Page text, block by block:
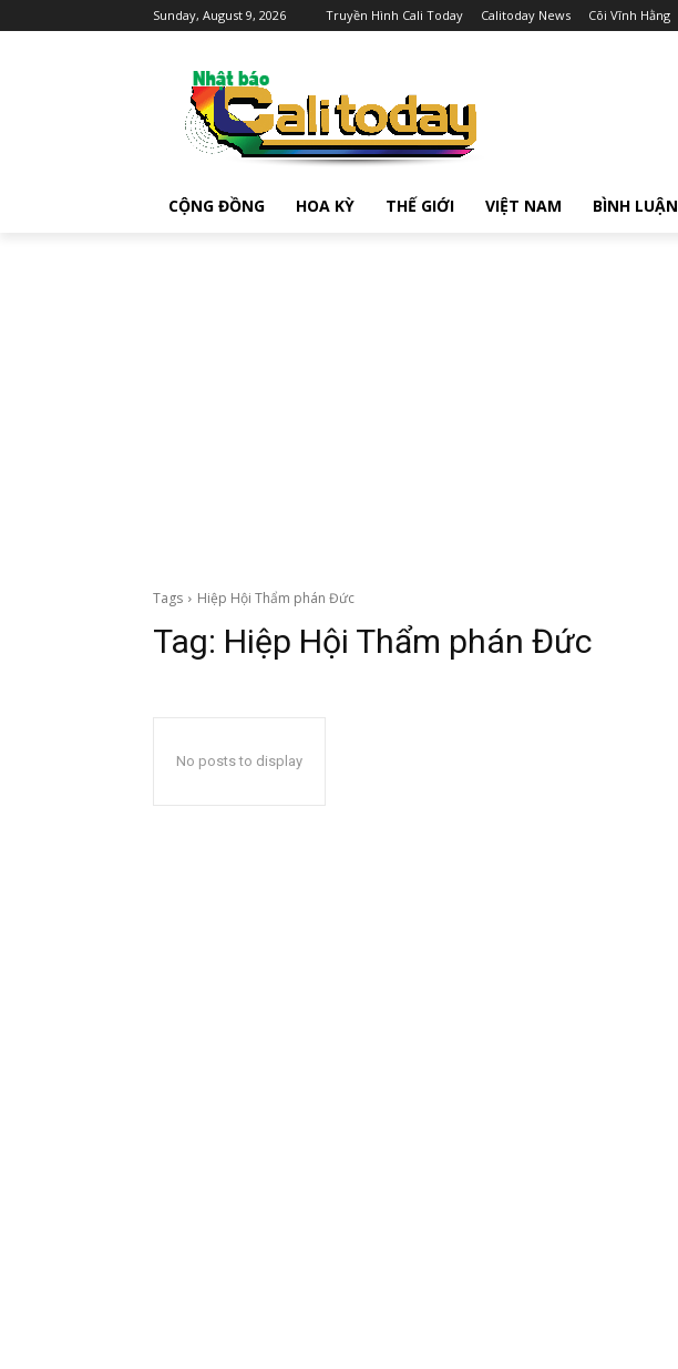
Sunday, August 9, 2026 Truyền Hình Cali Today Calitoday News Cõi Vĩnh Hằng
CỘNG ĐỒNG HOA KỲ THẾ GIỚI VIỆT NAM BÌNH LUẬN
Tags Hiệp Hội Thẩm phán Đức
Tag: Hiệp Hội Thẩm phán Đức
No posts to display